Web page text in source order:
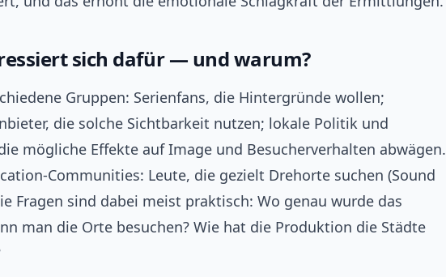
sich dafür — und warum?
Gruppen: Serienfans, die Hintergründe wollen;
die solche Sichtbarkeit nutzen; lokale Politik und
mögliche Effekte auf Image und Besucherverhalten abwägen.
Communities: Leute, die gezielt Drehorte suchen (Sound
Fragen sind dabei meist praktisch: Wo genau wurde das
man die Orte besuchen? Wie hat die Produktion die Städte